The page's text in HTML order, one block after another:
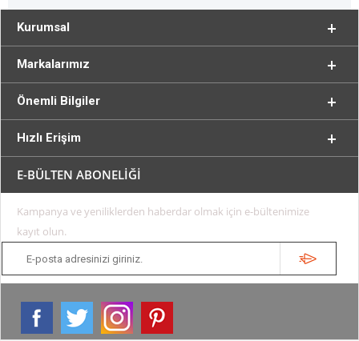
Kurumsal
Markalarımız
Önemli Bilgiler
Hızlı Erişim
E-BÜLTEN ABONELİĞİ
Kampanya ve yeniliklerden haberdar olmak için e-bültenimize
kayıt olun.